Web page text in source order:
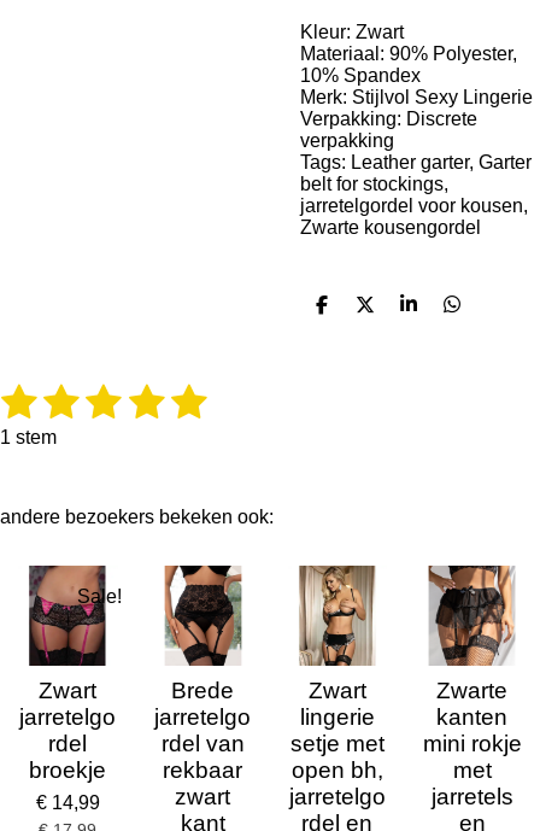
Kleur: Zwart
Materiaal: 90% Polyester,
10% Spandex
Merk: Stijlvol Sexy Lingerie
Verpakking: Discrete
verpakking
Tags: Leather garter, Garter
belt for stockings,
jarretelgordel voor kousen,
Zwarte kousengordel
D
D
S
D
R
a
t
:
1
s
e
2
s
e
r
r
e
n
3
e
r
r
e
n
4
e
5
e
r
r
e
n
S
n
1 stem
andere bezoekers bekeken ook:
Sale!
Zwart
jarretelgo
rdel
broekje
€ 14,99
Brede
jarretelgo
rdel van
rekbaar
zwart
kant
Zwart
lingerie
setje met
open bh,
jarretelgo
rdel en
Zwarte
kanten
mini rokje
met
jarretels
en